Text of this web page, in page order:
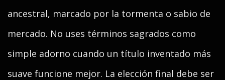
ancestral, marcado por la tormenta o sabio de
mercado. No uses términos sagrados como
simple adorno cuando un título inventado más
suave funcione mejor. La elección final debe ser